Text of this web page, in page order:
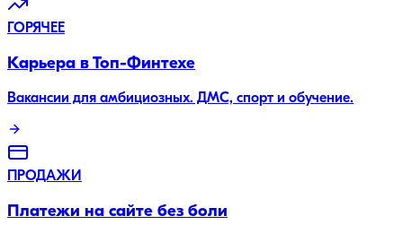
ГОРЯЧЕЕ
Карьера в Топ-Финтехе
Вакансии для амбициозных. ДМС, спорт и обучение.
ПРОДАЖИ
Платежи на сайте без боли